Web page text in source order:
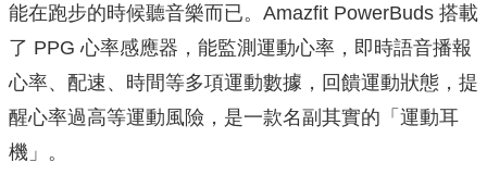
能在跑步的時候聽音樂而已。Amazfit PowerBuds 搭載
了 PPG 心率感應器，能監測運動心率，即時語音播報
心率、配速、時間等多項運動數據，回饋運動狀態，提
醒心率過高等運動風險，是一款名副其實的「運動耳
機」。